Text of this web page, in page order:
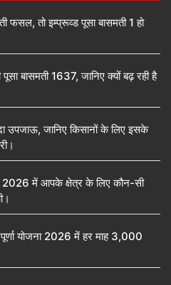
फसल, तो इम्प्रूव्ड पूसा बासमती 1 हो
बासमती 1637, जानिए क्यों बढ़ रही है
उपजाऊ, जानिए किसानों के लिए इसके
2026 में आपके क्षेत्र के लिए कौन-सी
योजना 2026 में हर माह 3,000